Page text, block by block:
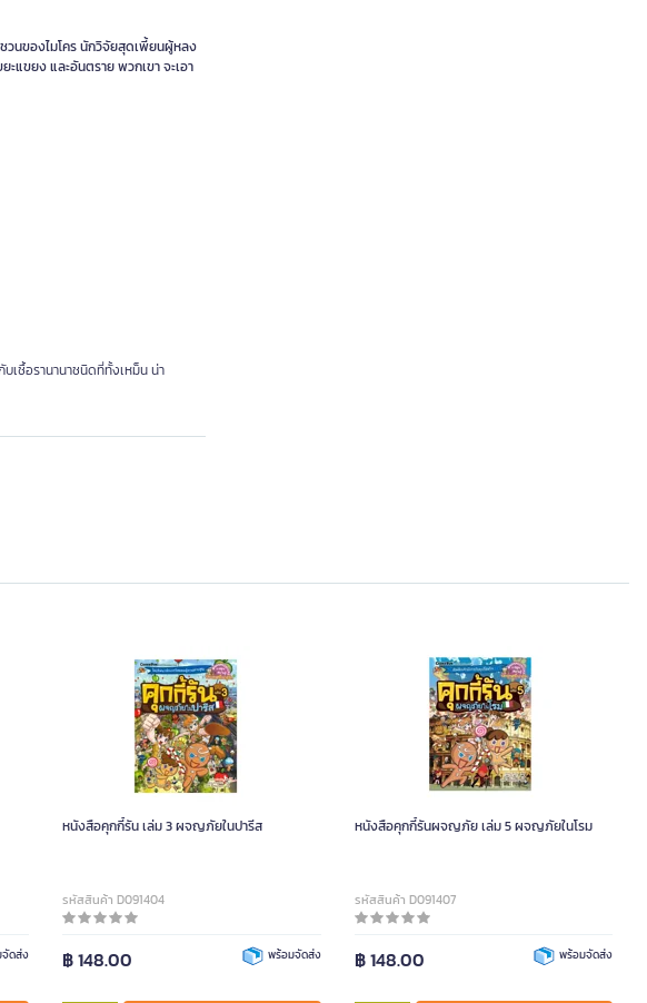
วนของไมโคร นักวิจัยสุดเพี้ยนผู้หลง
แขยง และอันตราย พวกเขา จะเอา
เชื้อรานานาชนิดที่ทั้งเหม็น น่า
ดส่ง
หนังสือคุกกี้รัน เล่ม 3 ผจญภัยในปารีส
รหัสสินค้า D091404
฿ 148.00 พร้อมจัดส่ง
หนังสือคุกกี้รันผจญภัย เล่ม 5 ผจญภัยในโรม
รหัสสินค้า D091407
฿ 148.00 พร้อมจัดส่ง